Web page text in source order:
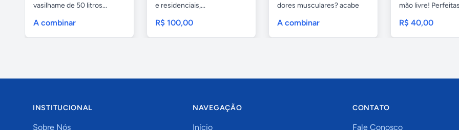
vasilhame de 50 litros...
A combinar
e residenciais,...
R$ 100,00
dores musculares? acabe
A combinar
mão livre!
R$ 40,00
INSTITUCIONAL
Sobre Nós
NAVEGAÇÃO
Início
CONTATO
Fale Conosco